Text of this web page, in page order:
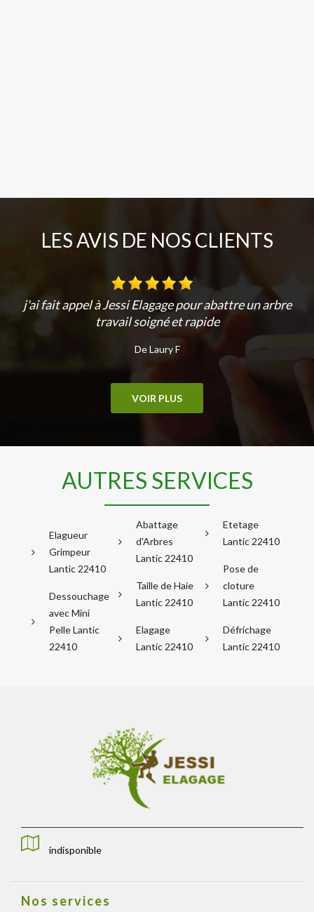
LES AVIS DE NOS CLIENTS
j'ai fait appel à Jessi Elagage pour abattre un arbre
travail soigné et rapide
De Laury F
VOIR PLUS
AUTRES SERVICES
Elagueur
Grimpeur
Lantic 22410
Dessouchage
avec Mini
Pelle Lantic
22410
Abattage
d'Arbres
Lantic 22410
Taille de Haie
Lantic 22410
Elagage
Lantic 22410
Etetage
Lantic 22410
Pose de
cloture
Lantic 22410
Défrichage
Lantic 22410
indisponible
Nos services